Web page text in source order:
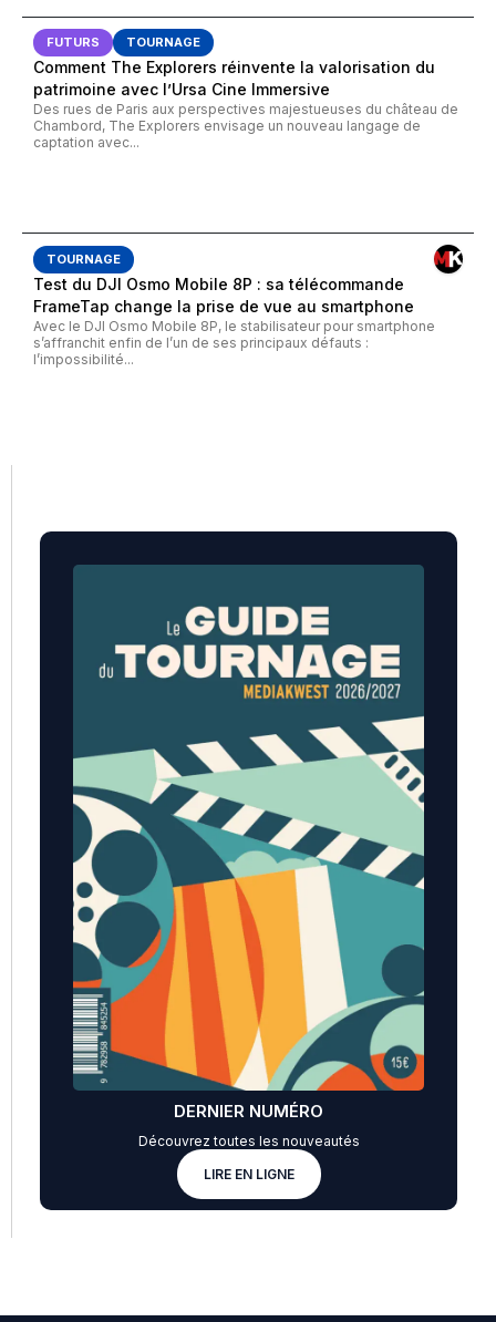
FUTURS TOURNAGE
Comment The Explorers réinvente la valorisation du
patrimoine avec l’Ursa Cine Immersive
Des rues de Paris aux perspectives majestueuses du château de
Chambord, The Explorers envisage un nouveau langage de
captation avec...
TOURNAGE
Test du DJI Osmo Mobile 8P : sa télécommande
FrameTap change la prise de vue au smartphone
Avec le DJI Osmo Mobile 8P, le stabilisateur pour smartphone
s’affranchit enfin de l’un de ses principaux défauts :
l’impossibilité...
DERNIER NUMÉRO
Découvrez toutes les nouveautés
LIRE EN LIGNE